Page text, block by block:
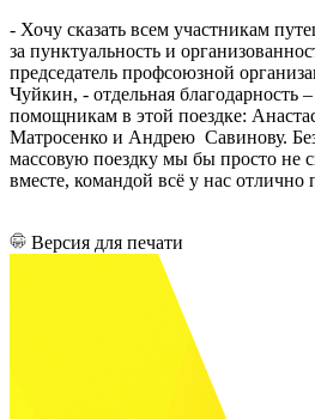
- Хочу сказать всем участникам
за пунктуальность и
председатель профсоюзной
Чуйкин, - отдельная благодарность
помощникам в этой поездке:
Матросенко и Андрею Савинову.
массовую поездку мы бы просто не
вместе, командой всё у нас отлично
Версия для печати